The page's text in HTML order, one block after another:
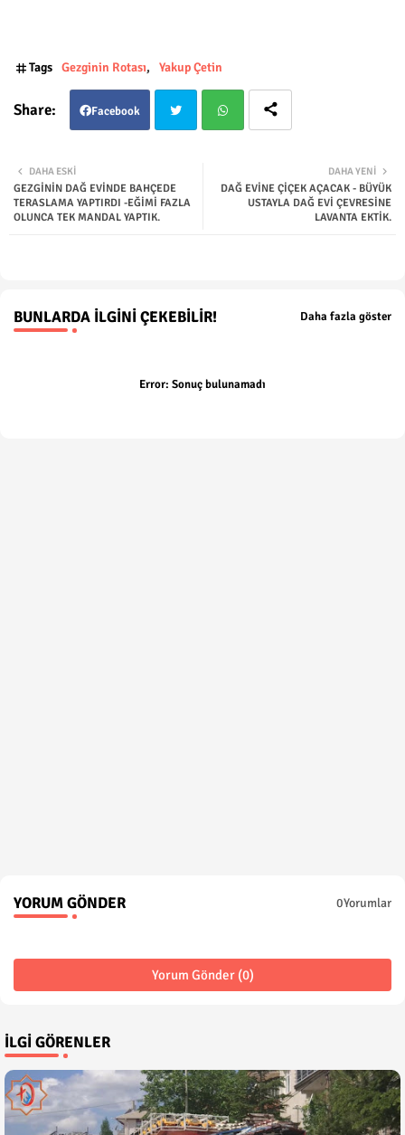
Tags Gezginin Rotası Yakup Çetin
Facebook
ter tsap
DAHA YENI
DAĞ EVİNE ÇİÇEK AÇACAK - BÜYÜK
USTAYLA DAĞ EVİ ÇEVRESİNE
LAVANTA EKTİK.
DAHA ESKI
GEZGİNİN DAĞ EVİNDE BAHÇEDE
TERASLAMA YAPTIRDI -EĞİMİ FAZLA
OLUNCA TEK MANDAL YAPTIK.
BUNLARDA İLGINI ÇEKEBILIR! Daha fazla göster
Error: Sonuç bulunamadı
YORUM GÖNDER 0Yorumlar
Yorum Gönder (0)
İLGI GÖRENLER